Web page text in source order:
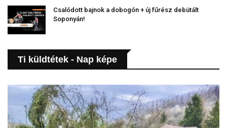
Csalódott bajnok a dobogón + új fűrész debütált
Soponyán!
Ti küldtétek - Nap képe